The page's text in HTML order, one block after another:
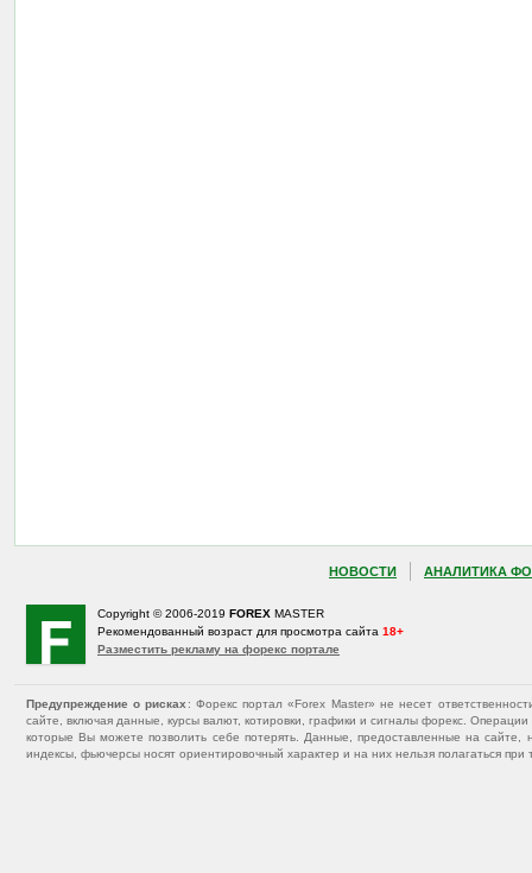
НОВОСТИ АНАЛИТИКА
Copyright © 2006-2019 FOREX MASTER
Рекомендованный возраст для просмотра сайта 18+
Разместить рекламу на форекс портале
Предупреждение о рисках : Форекс портал «Forex Master» не несет
сайте, включая данные, курсы валют, котировки, графики и сигналы форекс.
которые Вы можете позволить себе потерять. Данные, предоставленные на
индексы, фьючерсы носят ориентировочный характер и на них нельзя полагаться при